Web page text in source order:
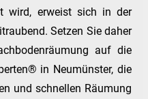
wird, erweist sich in der
Setzen Sie daher
auf die
in Neumünster, die
und schnellen Räumung